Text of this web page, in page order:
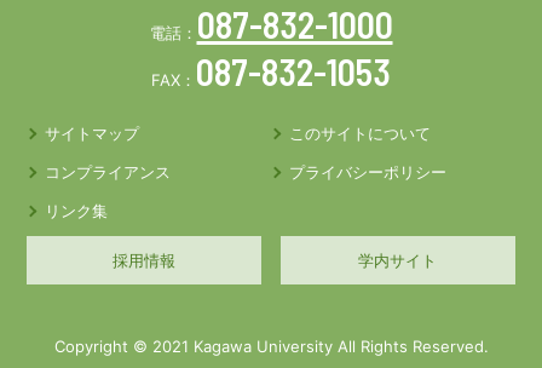
電話： 087-832-1000
FAX： 087-832-1053
サイトマップ
このサイトについて
コンプライアンス
プライバシーポリシー
リンク集
採用情報 学内サイト
Copyright © 2021 Kagawa University All Rights Reserved.